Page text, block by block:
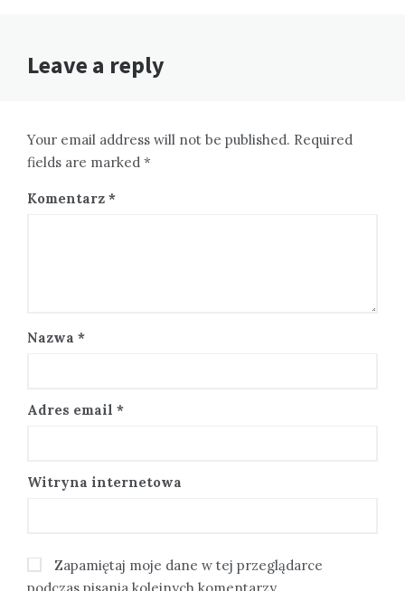
Leave a reply
Your email address will not be published. Required
fields are marked *
Komentarz *
Nazwa *
Adres email *
Witryna internetowa
Zapamiętaj moje dane w tej przeglądarce